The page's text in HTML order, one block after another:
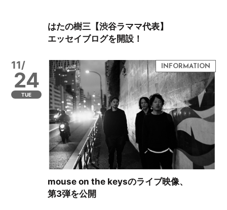
はたの樹三【渋谷ラママ代表】
エッセイブログを開設！
11/
24
TUE
mouse on the keysのライブ映像、
第3弾を公開